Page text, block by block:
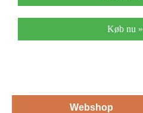
Køb nu »
Webshop